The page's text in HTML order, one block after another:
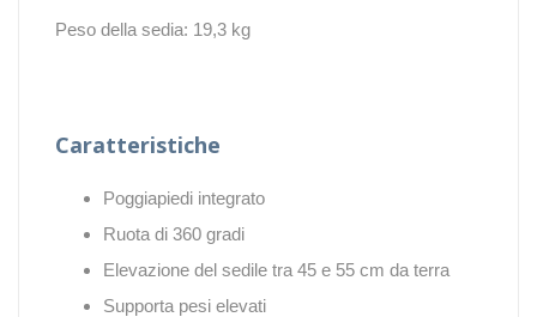
Peso della sedia: 19,3 kg
Caratteristiche
Poggiapiedi integrato
Ruota di 360 gradi
Elevazione del sedile tra 45 e 55 cm da terra
Supporta pesi elevati